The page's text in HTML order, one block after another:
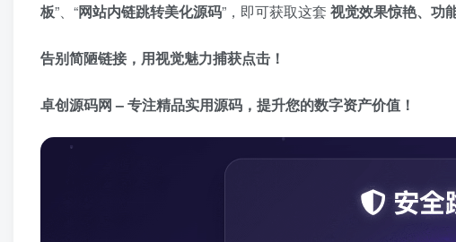
板”、“网站内链跳转美化源码”，即可获取这套 ​ 视觉效果惊艳、功
告别简陋链接，用视觉魅力捕获点击！​
卓创源码网 – 专注精品实用源码，提升您的数字资产价值！​